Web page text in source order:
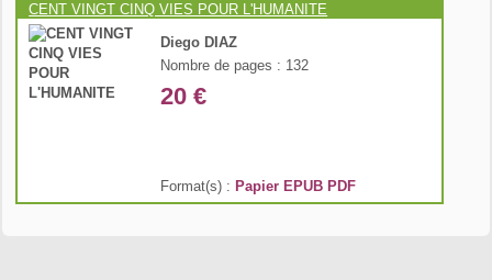
CENT VINGT CINQ VIES POUR L'HUMANITE
Diego DIAZ
Nombre de pages : 132
20 €
Format(s) : Papier EPUB PDF